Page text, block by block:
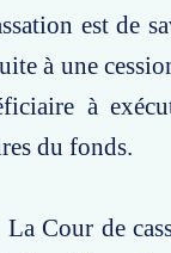
est de
à une
à
du fonds.
Cour de